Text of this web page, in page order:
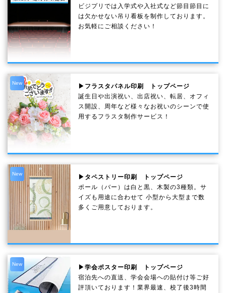
ビジプリでは入学式や入社式など節目節目に
は欠かせない吊り看板を制作しております。
お気軽にご相談ください！
New
▶フラスタパネル印刷 トップページ
誕生日や出演祝い、出店祝い、転居、オフィ
ス開設、周年など様々なお祝いのシーンで使
用するフラスタ制作サービス！
New
▶タペストリー印刷 トップページ
ポール（バー）は白と黒、木製の3種類。サ
イズも用途に合わせて 小型から大型まで数
多くご用意しております。
New
▶学会ポスター印刷 トップページ
宿泊先への直送、学会会場への貼付け等ご好
評頂いております！業界最速、校了後3時間